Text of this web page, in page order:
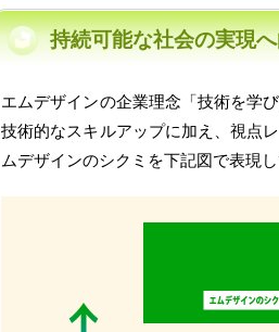
持続可能な社会の実現
エムデザインの企業理念「技術を学
技術的なスキルアップに加え、視点
ムデザインのシクミを下記図で表現し